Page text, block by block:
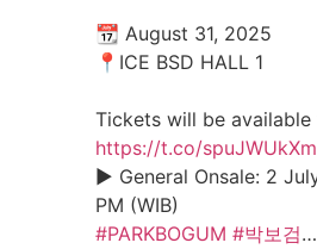
📆 August 31, 2025
📍ICE BSD HALL 1
Tickets will be available
https://t.co/
▶️ General Onsale: 2
PM (WIB)
#PARKBOGUM #박보검…